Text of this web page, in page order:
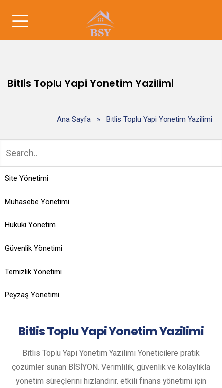
Bitlis Toplu Yapi Yonetim Yazilimi
Ana Sayfa » Bitlis Toplu Yapi Yonetim Yazilimi
Site Yönetimi
Muhasebe Yönetimi
Hukuki Yönetim
Güvenlik Yönetimi
Temizlik Yönetimi
Peyzaş Yönetimi
BitlisToplu Yapi Yonetim Yazilimi
Bitlis Toplu Yapi Yonetim Yazilimi Yöneticilere pratik
çözümler sunan BİSİYON. Verimlilik, güvenlik ve kolaylıkla
yönetim süreçlerini hızlandırır. etkili finans yönetimi için